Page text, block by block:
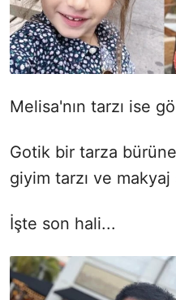
Melisa'nın tarzı ise
Gotik bir tarza
giyim tarzı ve
İşte son hali...